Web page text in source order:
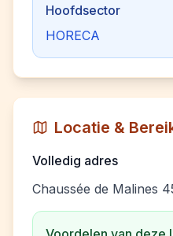
Hoofdsector
HORECA
Locatie &
Volledig adres
Chaussée de Malines